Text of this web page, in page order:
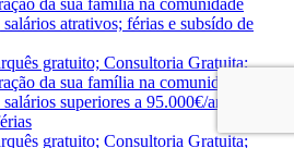
atrativos; férias e subsído de
gratuito; Consultoria Gratuita;
da sua família na comunidade
superiores a 95.000€/ano; férias
gratuito; Consultoria Gratuita;